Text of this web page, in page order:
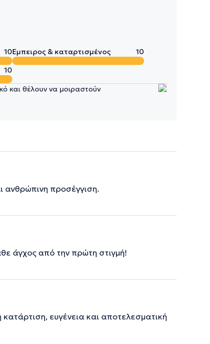
10Έμπειρος & καταρτισμένος
10
10
και θέλουν να μοιραστούν
ανθρώπινη προσέγγιση.
άγχος από την πρώτη στιγμή!
ευγένεια και αποτελεσματική